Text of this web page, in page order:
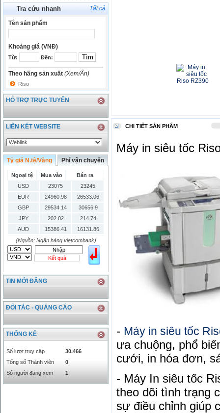
Tra cứu nhanh Tất cả
Tên sản phẩm
Khoảng giá (VNĐ)
Từ: Đến:
Theo hãng sản xuất (Xem/Ẩn)
Riso
HỖ TRỢ TRỰC TUYẾN
LIÊN KẾT WEBSITE
Tỷ giá N.tệ/Vàng Phí vận chuyển
Ngoại tệ Mua vào
Bán ra
USD
23075
23245
EUR
24960.98
26533.06
GBP
29534.14
30656.9
JPY
202.02
214.74
AUD
15386.41
16131.86
HKD
2906.04
3028.6
SGD
16755.29
17427.08
THB
666.2
786.99
CAD
17223.74
18058.21
CHF
23161.62
24283.77
INR
0
KRW
18.01
21.12
KWD
0
79758.97
MYR
5808.39
RMB
3272
RUB
(Nguồn: Ngân hàng vietcombank)
Kết quả
TIN MỚI ĐĂNG
ĐỐI TÁC - QUẢNG CÁO
THỐNG KÊ
Số lượt truy cập
30.466
Tổng số Thành viên
0
Số người đang xem
1
CHI TIẾT SẢN PHẨM
Máy in siêu tốc
- Máy in siêu tốc
ưa chuộng, phổ
cưới, in hóa đơn,
- Máy In siêu tốc
theo dõi tình trạng
sự điều chỉnh giúp